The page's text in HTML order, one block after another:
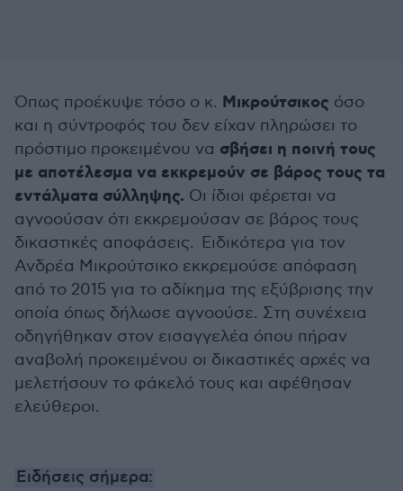
Όπως προέκυψε τόσο ο κ. Μικρούτσικος όσο
και η σύντροφός του δεν είχαν πληρώσει το
πρόστιμο προκειμένου να σβήσει η ποινή τους
με αποτέλεσμα να εκκρεμούν σε βάρος τους τα
εντάλματα σύλληψης. Οι ίδιοι φέρεται να
αγνοούσαν ότι εκκρεμούσαν σε βάρος τους
δικαστικές αποφάσεις. Ειδικότερα για τον
Ανδρέα Μικρούτσικο εκκρεμούσε απόφαση
από το 2015 για το αδίκημα της εξύβρισης την
οποία όπως δήλωσε αγνοούσε. Στη συνέχεια
οδηγήθηκαν στον εισαγγελέα όπου πήραν
αναβολή προκειμένου οι δικαστικές αρχές να
μελετήσουν το φάκελό τους και αφέθησαν
ελεύθεροι.
Ειδήσεις σήμερα: